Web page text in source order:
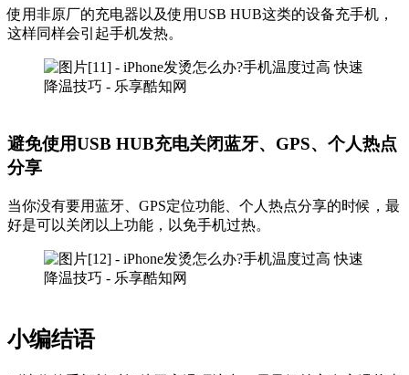
使用非原厂的充电器以及使用USB HUB这类的设备充手机，
这样同样会引起手机发热。
避免使用USB HUB充电关闭蓝牙、GPS、个人热点
分享
当你没有要用蓝牙、GPS定位功能、个人热点分享的时候，最
好是可以关闭以上功能，以免手机过热。
小编结语